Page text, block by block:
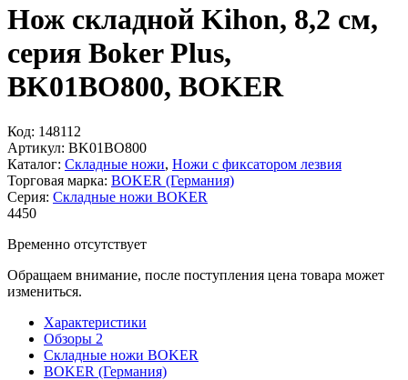
Нож складной Kihon, 8,2 см,
серия Boker Plus,
BK01BO800, BOKER
Код: 148112
Артикул: BK01BO800
Каталог: Складные ножи, Ножи с фиксатором лезвия
Торговая марка: BOKER (Германия)
Серия: Складные ножи BOKER
4450
Временно отсутствует
Обращаем внимание, после поступления цена товара может
измениться.
Характеристики
Обзоры 2
Складные ножи BOKER
BOKER (Германия)